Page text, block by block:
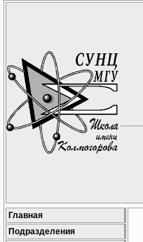
Главная
Подразделения